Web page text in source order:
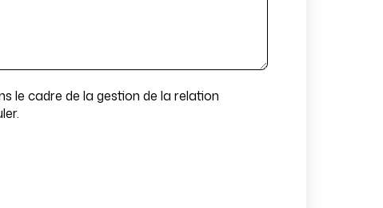
le cadre de la gestion de la relation